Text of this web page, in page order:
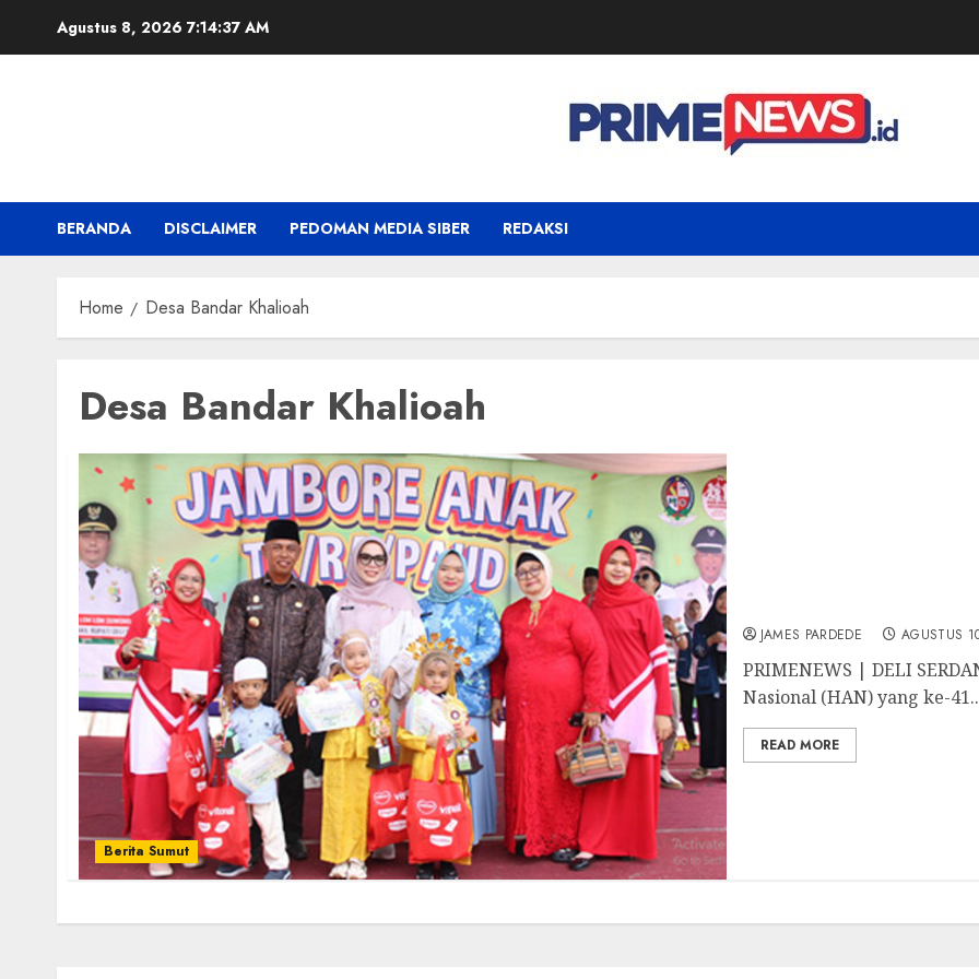
Agustus 8, 2026 7:14:38 AM
BERANDA DISCLAIMER PEDOMAN MEDIA SIBER REDAKSI
Home Desa Bandar Khalioah
Desa Bandar Khalioah
Berita Sumut
JAMES PARDEDE AGUSTUS
PRIMENEWS | DELI
Nasional (HAN) yang ke-
READ MORE